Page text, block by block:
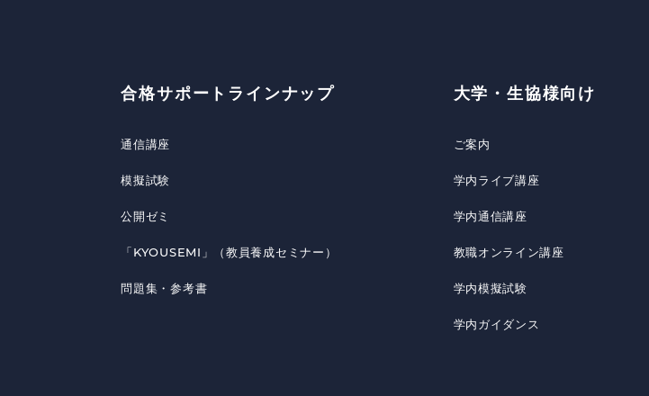
合格サポートラインナップ
通信講座
模擬試験
公開ゼミ
「KYOUSEMI」（教員養成セミナー）
問題集・参考書
大学・生協様向け
ご案内
学内ライブ講座
学内通信講座
教職オンライン講座
学内模擬試験
学内ガイダンス